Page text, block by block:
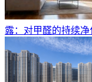
露：对甲醛的持续净